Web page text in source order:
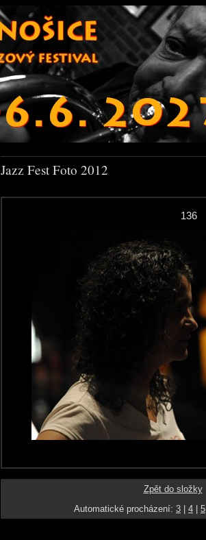
Jazz Fest Foto 2012
136
Zpět do složky
Automatické procházení: 3 4 5